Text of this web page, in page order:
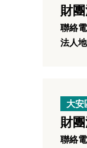
財
聯絡
法人
大安
財
聯絡